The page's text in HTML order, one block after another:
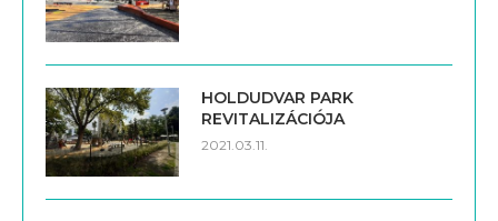
HOLDUDVAR PARK
REVITALIZÁCIÓJA
2021.03.11.